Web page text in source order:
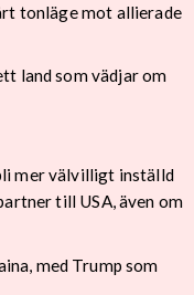
tonläge mot allierade
land som vädjar om
mer välvilligt inställd
till USA, även om
med Trump som